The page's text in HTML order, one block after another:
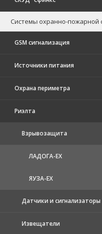
Системы охранно-пожарной
GSM сигнализация
Источники питания
Охрана периметра
Риэлта
Взрывозащита
ЛАДОГА-EX
ЯУЗА-ЕХ
Датчики и сигнализаторы
Извещатели